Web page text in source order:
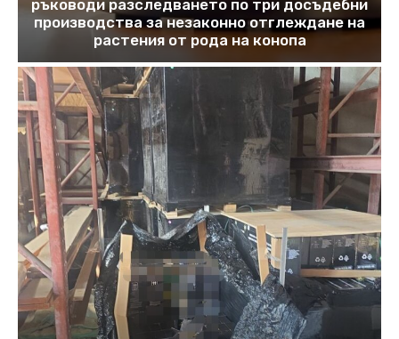
ръководи разследването по три досъдебни
производства за незаконно отглеждане на
растения от рода на конопа